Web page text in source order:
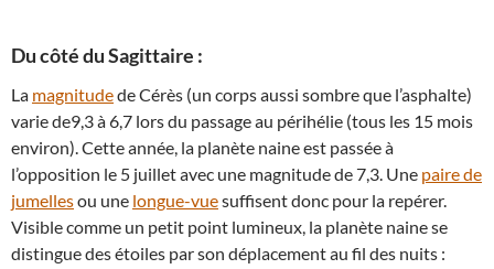
Du côté du Sagittaire :
La magnitudede Cérès (un corps aussi sombre que l’asphalte)
varie de9,3 à 6,7 lors du passage au périhélie (tous les 15 mois
environ). Cette année, la planète naine est passée à
l’opposition le 5 juillet avec une magnitude de 7,3. Une paire de
jumellesou une longue-vuesuffisent donc pour la repérer.
Visible comme un petit point lumineux, la planète naine se
distingue des étoiles par son déplacement au fil des nuits :